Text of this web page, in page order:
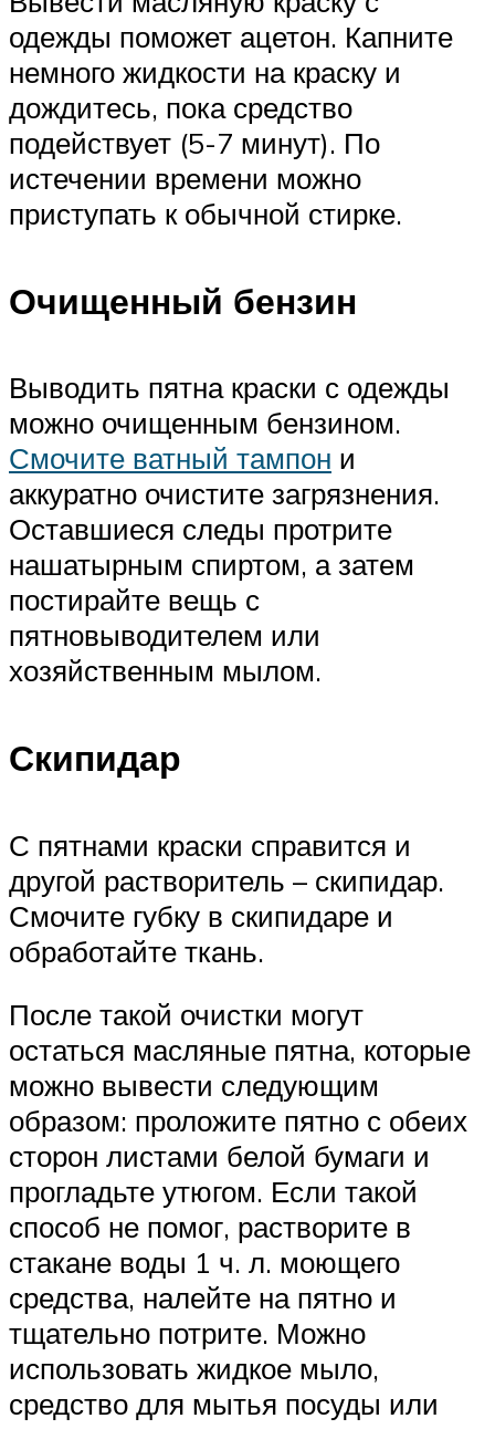
одежды поможет ацетон. Капните
немного жидкости на краску и
дождитесь, пока средство
подействует (5-7 минут). По
истечении времени можно
приступать к обычной стирке.
Очищенный бензин
Выводить пятна краски с одежды
можно очищенным бензином.
Смочите ватный тампон и
аккуратно очистите загрязнения.
Оставшиеся следы протрите
нашатырным спиртом, а затем
постирайте вещь с
пятновыводителем или
хозяйственным мылом.
Скипидар
С пятнами краски справится и
другой растворитель – скипидар.
Смочите губку в скипидаре и
обработайте ткань.
После такой очистки могут
остаться масляные пятна, которые
можно вывести следующим
образом: проложите пятно с обеих
сторон листами белой бумаги и
прогладьте утюгом. Если такой
способ не помог, растворите в
стакане воды 1 ч. л. моющего
средства, налейте на пятно и
тщательно потрите. Можно
использовать жидкое мыло,
средство для мытья посуды или